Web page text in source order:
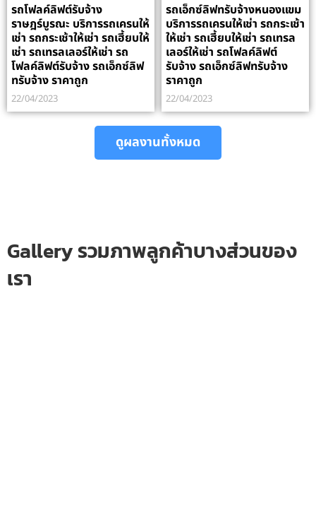
รถโฟลค์ลิฟต์รับจ้าง
ราษฎร์บูรณะ บริการรถเครนให้
เช่า รถกระเช้าให้เช่า รถเฮี้ยบให้
เช่า รถเทรลเลอร์ให้เช่า รถ
โฟลค์ลิฟต์รับจ้าง รถเอ็กซ์ลิฟ
ทรับจ้าง ราคาถูก
22/04/2023
รถเอ็กซ์ลิฟทรับจ้างหนองแขม
บริการรถเครนให้เช่า รถกระเช้า
ให้เช่า รถเฮี้ยบให้เช่า รถเทรล
เลอร์ให้เช่า รถโฟลค์ลิฟต์
รับจ้าง รถเอ็กซ์ลิฟทรับจ้าง
ราคาถูก
22/04/2023
ดูผลงานทั้งหมด
Gallery รวมภาพลูกค้าบางส่วนของ
เรา